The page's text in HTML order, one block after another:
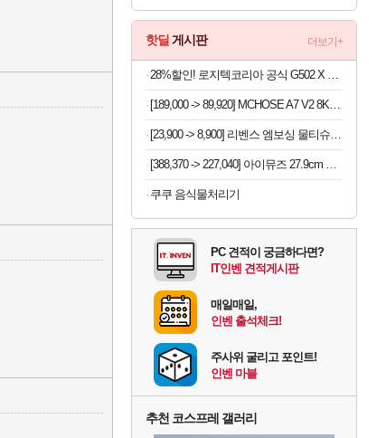
핫딜 게시판 더보기+
28%할인! 로지텍코리아 공식 G502 X 유선 게이밍 마우스 블랙
[189,000 -> 89,920] MCHOSE A7 V2 8K 초경량 마우스 국내정발
[23,900 -> 8,900] 리벤스 엠보싱 물티슈 100매 x 10팩
[388,370 -> 227,040] 아이뮤즈 27.9cm K11 태블릿
쿠쿠 음식물처리기
PC 견적이 궁금하다면?
IT인벤 견적게시판
매일매일,
인벤 출석체크!
주사위 굴리고 포인트!
인벤 마블
추천 코스프레 갤러리